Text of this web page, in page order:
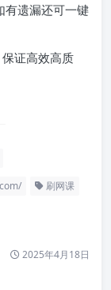
有遗漏还可一键
证高效高质
刷网课
2025年4月18日